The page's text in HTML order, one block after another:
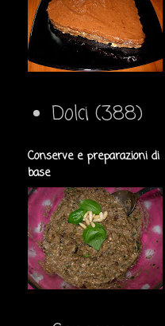
Dolci (388)
Conserve e preparazioni di
base